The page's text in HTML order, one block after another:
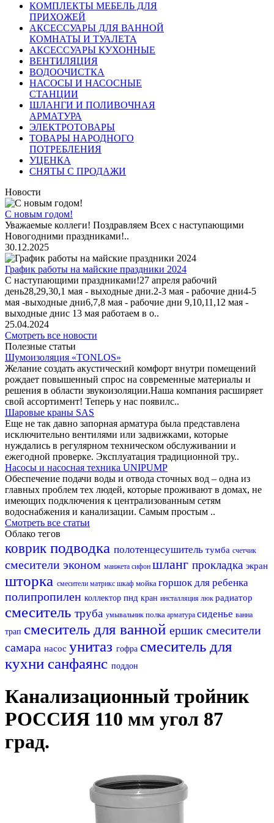
КОМПЛЕКТЫ МЕБЕЛЬ ДЛЯ
ПРИХОЖЕЙ
АКСЕССУАРЫ ДЛЯ ВАННОЙ
КОМНАТЫ И ТУАЛЕТА
АКСЕССУАРЫ КУХОННЫЕ
ВЕНТИЛЯЦИЯ
ВОДООЧИСТКА
НАСОСЫ И НАСОСНЫЕ
СТАНЦИИ
ШЛАНГИ И ПОЛИВОЧНАЯ
АРМАТУРА
ЭЛЕКТРОТОВАРЫ
ТОВАРЫ НАРОДНОГО
ПОТРЕБЛЕНИЯ
УЦЕНКА
СНЯТЫ С ПРОДАЖИ
Новости
С новым годом!
Уважаемые коллеги! Поздравляем Всех с наступающими
Новогодними праздниками!..
30.12.2025
График работы на майские праздники 2024
С наступающими праздниками!27 апреля рабочий
день28,29,30,1 мая - выходные дни.2-3 мая - рабочие дни4-5
мая -выходные дни6,7,8 мая - рабочие дни 9,10,11,12 мая -
выходные днис 13 мая работаем в о..
25.04.2024
Смотреть все новости
Полезные статьи
Шумоизоляция «TONLOS»
Желание создать акустический комфорт внутри помещений
рождает повышенный спрос на современные материалы и
решения в области звукоизоляции.Наша компания расширяет
свой ассортимент! Теперь у нас появилс..
Шаровые краны SAS
Еще не так давно запорная арматура была представлена
исключительно вентилями или задвижками, которые
нуждались в регулярном техническом обслуживании и
ежегодной проверке. Эксплуатация традиционной тру..
Насосы и насосная техника UNIPUMP
Обеспечение подачи воды и отвода сточных вод – одна из
главных проблем тех людей, которые проживают в домах, не
имеющих подключения к централизованным сетям
водоснабжения и канализации. Самым простым ..
Смотреть все статьи
Облако тегов
коврик подводка полотенцесушитель тумба счетчик
смесители эконом манжета сифон шланг прокладка экран
шторка смесители матрикс шкаф мойка горшок для ребенка
полипропилен коллектор пнд кран инсталляция люк радиатор
смеситель труба умывальник полка арматура сиденье ванна
трап смеситель для ванной ершик смесители
самара насос унитаз гофра смеситель для
кухни санфаянс поддон
Канализационный тройник
РОССИЯ 110 мм угол 87
град.